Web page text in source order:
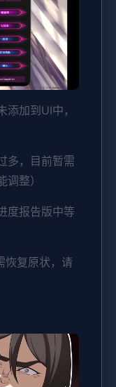
加到UI中，
多，目前暂需
整）
度报告版中等
恢复原状，请